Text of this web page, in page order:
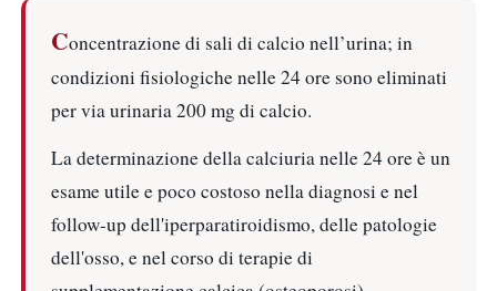
Concentrazione di sali di calcio nell’urina; in
condizioni fisiologiche nelle 24 ore sono eliminati
per via urinaria 200 mg di calcio.
La determinazione della calciuria nelle 24 ore è un
esame utile e poco costoso nella diagnosi e nel
follow-up dell'iperparatiroidismo, delle patologie
dell'osso, e nel corso di terapie di